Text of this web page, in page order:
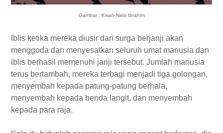
Gambar : Kisah Nabi Ibrahim
Iblis ketika mereka diusir dari surga berjanji akan
menggoda dan menyesatkan seluruh umat manusia dan
iblis berhasil memenuhi janji tersebut. Jumlah manusia
terus bertambah, mereka terbagi menjadi tiga golongan,
menyembah kepada patung-patung berhala,
menyembah kepada benda langit, dan menyembah
kepada para raja.